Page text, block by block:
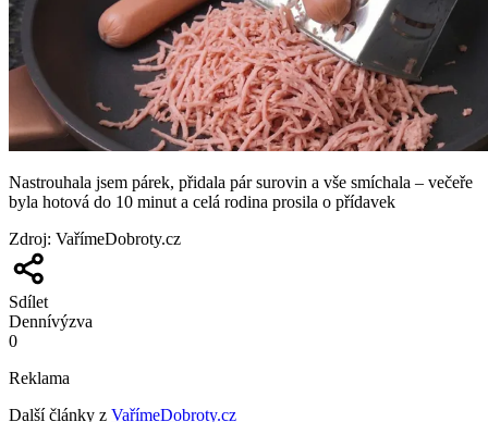
Nastrouhala jsem párek, přidala pár surovin a vše smíchala – večeře
byla hotová do 10 minut a celá rodina prosila o přídavek
Zdroj: VařímeDobroty.cz
Sdílet
Dennívýzva
0
Reklama
Další články z VařímeDobroty.cz